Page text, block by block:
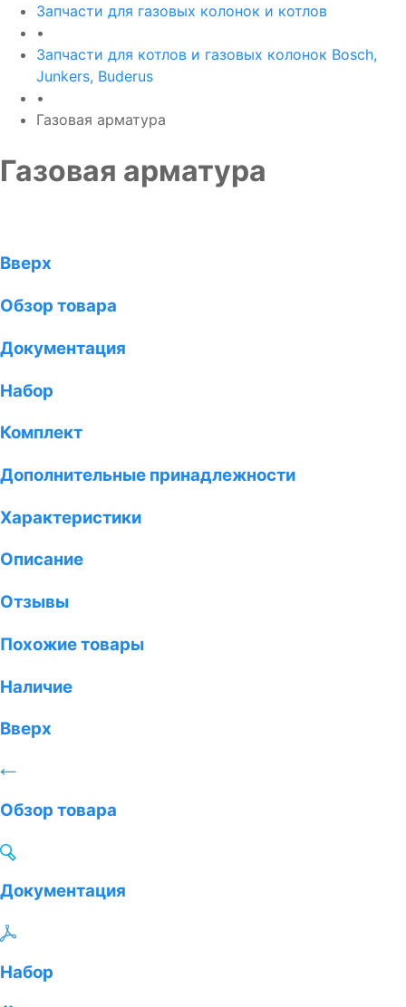
Запчасти для газовых колонок и котлов
•
Запчасти для котлов и газовых колонок Bosch,
Junkers, Buderus
•
Газовая арматура
Газовая арматура
Вверх
Обзор товара
Документация
Набор
Комплект
Дополнительные принадлежности
Характеристики
Описание
Отзывы
Похожие товары
Наличие
Вверх
Обзор товара
Документация
Набор